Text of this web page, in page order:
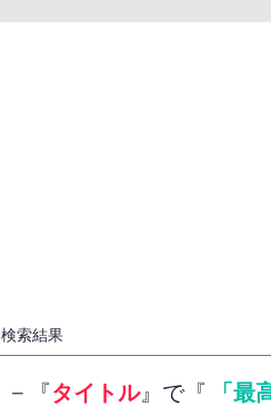
検索結果
− 『タイトル』で『 「